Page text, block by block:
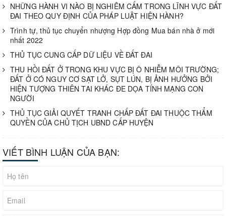
NHỮNG HÀNH VI NÀO BỊ NGHIÊM CẤM TRONG LĨNH VỰC ĐẤT
ĐAI THEO QUY ĐỊNH CỦA PHÁP LUẬT HIỆN HÀNH?
Trình tự, thủ tục chuyển nhượng Hợp đồng Mua bán nhà ở mới
nhất 2022
THỦ TỤC CUNG CẤP DỮ LIỆU VỀ ĐẤT ĐAI
THU HỒI ĐẤT Ở TRONG KHU VỰC BỊ Ô NHIỄM MÔI TRƯỜNG;
ĐẤT Ở CÓ NGUY CƠ SẠT LỞ, SỤT LÚN, BỊ ẢNH HƯỞNG BỞI
HIỆN TƯỢNG THIÊN TAI KHÁC ĐE DỌA TÍNH MẠNG CON
NGƯỜI
THỦ TỤC GIẢI QUYẾT TRANH CHẤP ĐẤT ĐAI THUỘC THẨM
QUYỀN CỦA CHỦ TỊCH UBND CẤP HUYỆN
VIẾT BÌNH LUẬN CỦA BẠN: